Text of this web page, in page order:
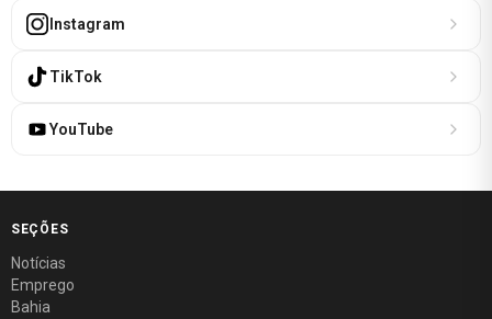
Instagram
TikTok
YouTube
SEÇÕES
Notícias
Emprego
Bahia